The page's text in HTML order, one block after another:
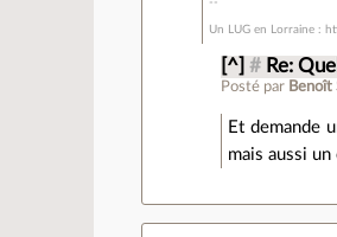
Un LUG en Lorraine :
[^] # Re:
Posté par Benoît
Et demande
mais aussi